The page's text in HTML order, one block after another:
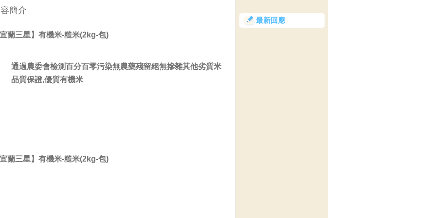
簡介
蘭三星】有機米-糙米(2kg-包)
通過農委會檢測百分百零污染無農藥殘留絕無摻雜其他劣質米
品質保證,優質有機米
蘭三星】有機米-糙米(2kg-包)
最新回應